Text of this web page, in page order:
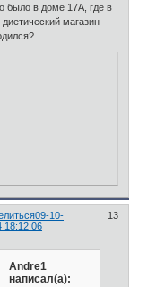
было в доме 17А, где в
диетический магазин
13
09-10-
18:12:06
Andre1
написал(а):